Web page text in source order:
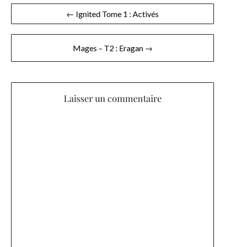
Navigation
de
← Ignited Tome 1 : Activés
Mages – T2 : Eragan →
Laisser un commentaire